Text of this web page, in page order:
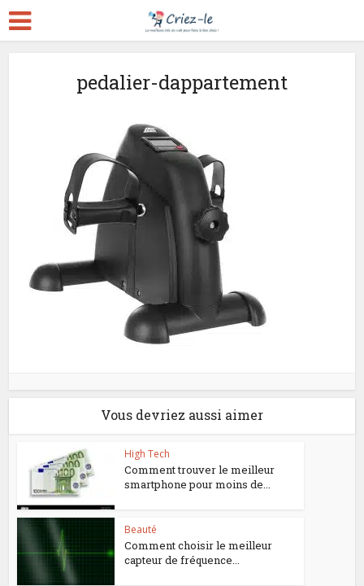
pedalier-dappartement
Vous devriez aussi aimer
High Tech
Comment trouver le meilleur
smartphone pour moins de...
Beauté
Comment choisir le meilleur
capteur de fréquence...